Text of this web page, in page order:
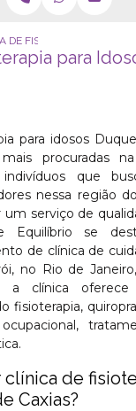
DE FISIOTERAPIA PARA
para
para idosos
mais procuradas
que
nessa região
serviço de
Equilíbrio se
de clínica de
no Rio de
a clínica
fisioterapia,
de
Caxias?